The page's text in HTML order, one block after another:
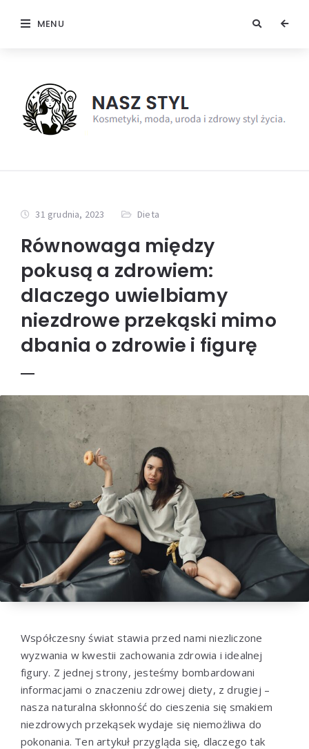
MENU
31 grudnia, 2023 Dieta
Równowaga między
pokusą a zdrowiem:
dlaczego uwielbiamy
niezdrowe przekąski mimo
dbania o zdrowie i figurę
Współczesny świat stawia przed nami niezliczone
wyzwania w kwestii zachowania zdrowia i idealnej
figury. Z jednej strony, jesteśmy bombardowani
informacjami o znaczeniu zdrowej diety, z drugiej –
nasza naturalna skłonność do cieszenia się smakiem
niezdrowych przekąsek wydaje się niemożliwa do
pokonania. Ten artykuł przygląda się, dlaczego tak